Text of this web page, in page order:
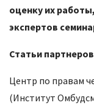
оценку их
экспертов
Статьи
Центр по правам
(Институт